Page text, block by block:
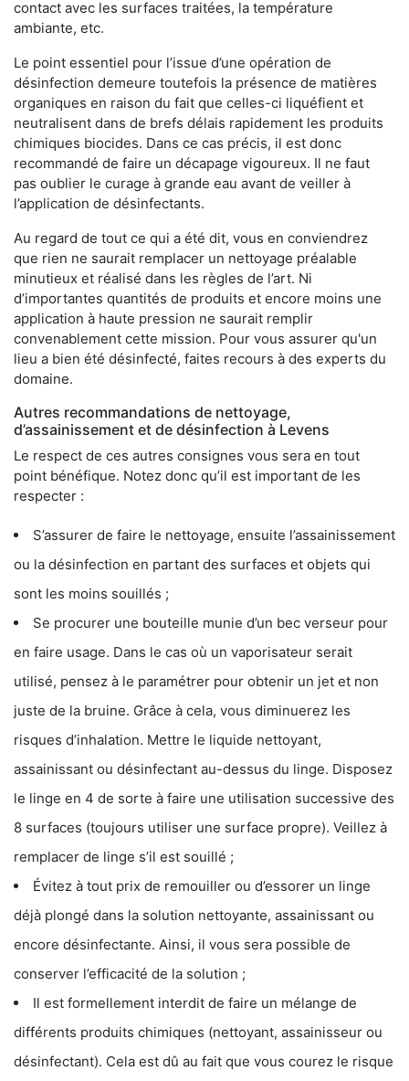
contact avec les surfaces traitées, la température
ambiante, etc.
Le point essentiel pour l’issue d’une opération de
désinfection demeure toutefois la présence de matières
organiques en raison du fait que celles-ci liquéfient et
neutralisent dans de brefs délais rapidement les produits
chimiques biocides. Dans ce cas précis, il est donc
recommandé de faire un décapage vigoureux. Il ne faut
pas oublier le curage à grande eau avant de veiller à
l’application de désinfectants.
Au regard de tout ce qui a été dit, vous en conviendrez
que rien ne saurait remplacer un nettoyage préalable
minutieux et réalisé dans les règles de l’art. Ni
d’importantes quantités de produits et encore moins une
application à haute pression ne saurait remplir
convenablement cette mission. Pour vous assurer qu'un
lieu a bien été désinfecté, faites recours à des experts du
domaine.
Autres recommandations de nettoyage,
d’assainissement et de désinfection à Levens
Le respect de ces autres consignes vous sera en tout
point bénéfique. Notez donc qu’il est important de les
respecter :
S’assurer de faire le nettoyage, ensuite l’assainissement
ou la désinfection en partant des surfaces et objets qui
sont les moins souillés ;
Se procurer une bouteille munie d’un bec verseur pour
en faire usage. Dans le cas où un vaporisateur serait
utilisé, pensez à le paramétrer pour obtenir un jet et non
juste de la bruine. Grâce à cela, vous diminuerez les
risques d’inhalation. Mettre le liquide nettoyant,
assainissant ou désinfectant au-dessus du linge. Disposez
le linge en 4 de sorte à faire une utilisation successive des
8 surfaces (toujours utiliser une surface propre). Veillez à
remplacer de linge s’il est souillé ;
Évitez à tout prix de remouiller ou d’essorer un linge
déjà plongé dans la solution nettoyante, assainissant ou
encore désinfectante. Ainsi, il vous sera possible de
conserver l’efficacité de la solution ;
Il est formellement interdit de faire un mélange de
différents produits chimiques (nettoyant, assainisseur ou
désinfectant). Cela est dû au fait que vous courez le risque